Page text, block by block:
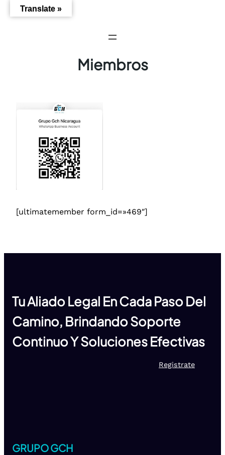
Saltar
Miembros
[ultimatemember form_id=»469″]
Tu Aliado Legal En Cada Paso Del
Camino, Brindando Soporte
Continuo Y Soluciones Efectivas
Registrate
GRUPO GCH
Translate »